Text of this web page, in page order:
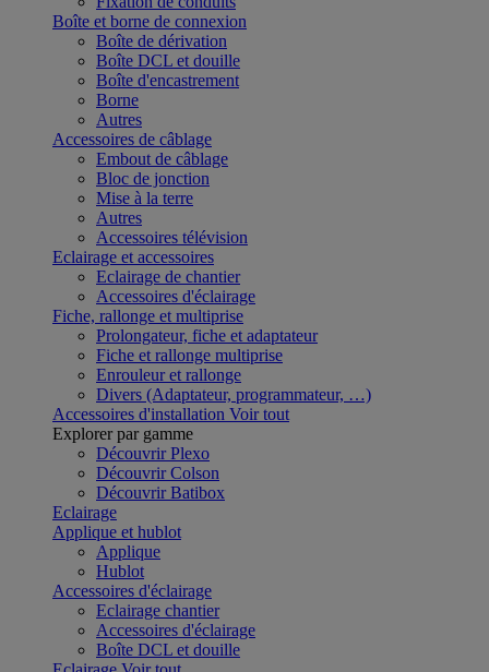
Boîte et borne de connexion
Boîte de dérivation
Boîte DCL et douille
Boîte d'encastrement
Borne
Autres
Accessoires de câblage
Embout de câblage
Bloc de jonction
Mise à la terre
Autres
Accessoires télévision
Eclairage et accessoires
Eclairage de chantier
Accessoires d'éclairage
Fiche, rallonge et multiprise
Prolongateur, fiche et adaptateur
Fiche et rallonge multiprise
Enrouleur et rallonge
Divers (Adaptateur, programmateur, …)
Accessoires d'installation Voir tout
Explorer par gamme
Découvrir Plexo
Découvrir Colson
Découvrir Batibox
Eclairage
Applique et hublot
Applique
Hublot
Accessoires d'éclairage
Eclairage chantier
Accessoires d'éclairage
Boîte DCL et douille